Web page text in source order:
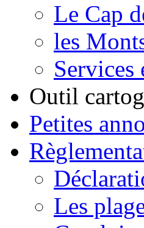
Le Cap
les
Services
Outil
Petites
Les